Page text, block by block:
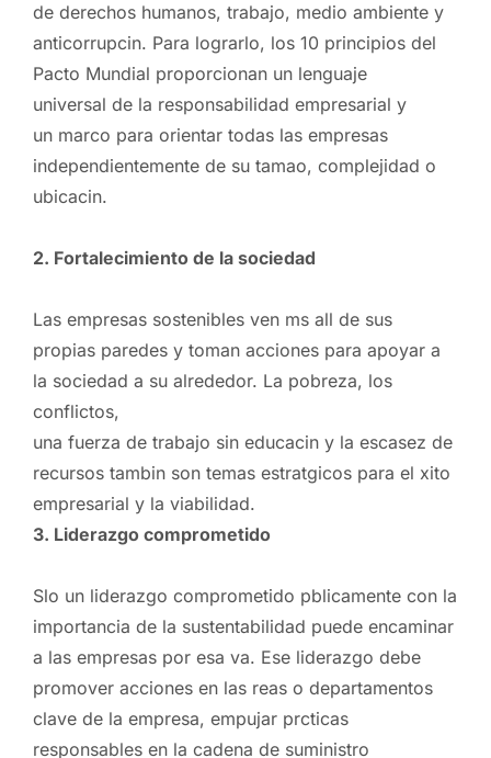
de derechos humanos, trabajo, medio ambiente y
anticorrupcin. Para lograrlo, los 10 principios del
Pacto Mundial proporcionan un lenguaje
universal de la responsabilidad empresarial y
un marco para orientar todas las empresas
independientemente de su tamao, complejidad o
ubicacin.
2. Fortalecimiento de la sociedad
Las empresas sostenibles ven ms all de sus
propias paredes y toman acciones para apoyar a
la sociedad a su alrededor. La pobreza, los
conflictos,
una fuerza de trabajo sin educacin y la escasez de
recursos tambin son temas estratgicos para el xito
empresarial y la viabilidad.
3. Liderazgo comprometido
Slo un liderazgo comprometido pblicamente con la
importancia de la sustentabilidad puede encaminar
a las empresas por esa va. Ese liderazgo debe
promover acciones en las reas o departamentos
clave de la empresa, empujar prcticas
responsables en la cadena de suministro